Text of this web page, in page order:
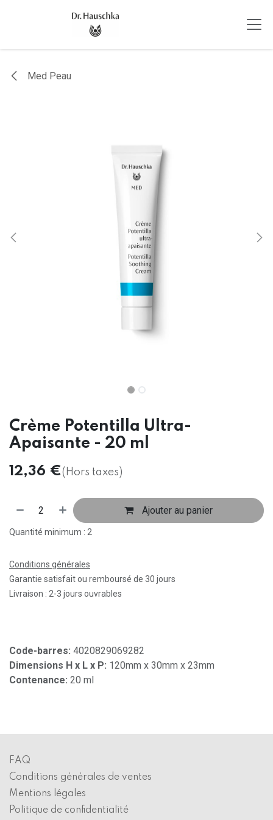
Med Peau
Crème Potentilla Ultra-
Apaisante - 20 ml
12,36 €(Hors taxes)
Ajouter au panier
Quantité minimum : 2
Conditions générales
Garantie satisfait ou remboursé de 30 jours
Livraison : 2-3 jours ouvrables
Code-barres: 4020829069282
Dimensions H x L x P: 120mm x 30mm x 23mm
Contenance: 20 ml
FAQ
Conditions générales de ventes
Mentions légales
Politique de confidentialité